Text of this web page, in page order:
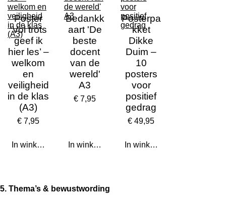
Poster
‘Vol trots
geef ik
hier les’ –
welkom
en
veiligheid
in de klas
(A3)
€ 7,95
In winkelwagen
Bedankk
aart 'De
beste
docent
van de
wereld'
A3
€ 7,95
In winkelwagen
Posterpa
kket
Dikke
Duim –
10
posters
voor
positief
gedrag
€ 49,95
In winkelwagen
5. Thema’s & bewustwording